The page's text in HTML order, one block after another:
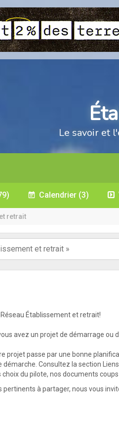
Le savoir et
Calendrier (3)
retrait
Établissement et retrait!
avez un projet de démarrage ou
projet passe par une bonne
démarche. Consultez la section
du pilote, nos documents
à partager, nous vous